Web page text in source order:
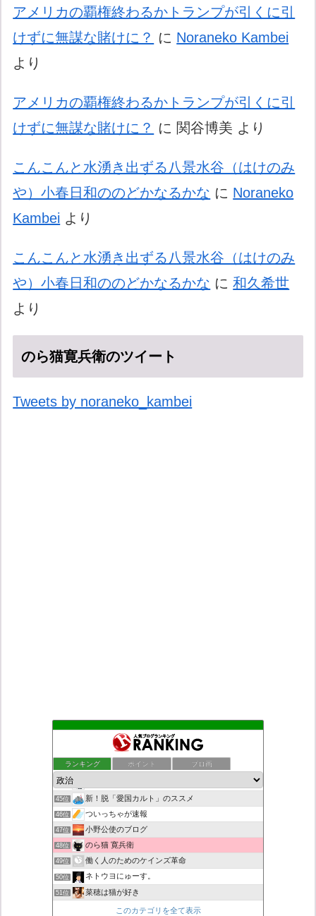
アメリカの覇権終わるかトランプが引くに引
けずに無謀な賭けに？ に Noraneko Kambei
より
アメリカの覇権終わるかトランプが引くに引
けずに無謀な賭けに？ に 関谷博美 より
こんこんと水湧き出ずる八景水谷（はけのみ
や）小春日和ののどかなるかな に Noraneko
Kambei より
こんこんと水湧き出ずる八景水谷（はけのみ
や）小春日和ののどかなるかな に和久希世
より
のら猫寛兵衛のツイート
Tweets by noraneko_kambei
ランキング ポイント ブロ画
こんなニュースにでくわした
老子の道（万物の源）と徳 ＝大本神諭の一輪＋日月神示の神一厘
43位 日本第一！ニュース録
44位
45位 新！脱「愛国カルト」のススメ
46位 ついっちゃが速報
47位 小野公使のブログ
48位 のら猫 寛兵衛
49位 働く人のためのケインズ革命
50位 ネトウヨにゅーす。
51位 菜穂は猫が好き
自民党工作員の異常なネット活動
このカテゴリを全て表示